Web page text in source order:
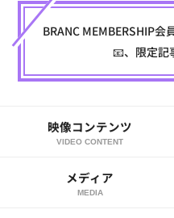
BRANC MEMBERSHIP
📧、限定記
映像コンテンツ
VIDEO CONTENT
メディア
MEDIA